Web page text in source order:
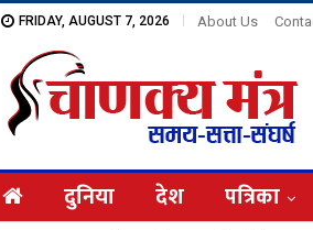
FRIDAY, AUGUST 7, 2026 About Us
दुनिया देश पत्रिका